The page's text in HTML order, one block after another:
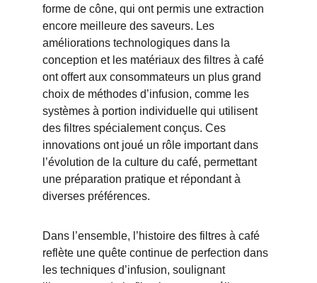
forme de cône, qui ont permis une extraction
encore meilleure des saveurs. Les
améliorations technologiques dans la
conception et les matériaux des filtres à café
ont offert aux consommateurs un plus grand
choix de méthodes d’infusion, comme les
systèmes à portion individuelle qui utilisent
des filtres spécialement conçus. Ces
innovations ont joué un rôle important dans
l’évolution de la culture du café, permettant
une préparation pratique et répondant à
diverses préférences.
Dans l’ensemble, l’histoire des filtres à café
reflète une quête continue de perfection dans
les techniques d’infusion, soulignant